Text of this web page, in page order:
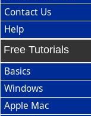
Contact Us
Help
Free Tutorials
Basics
Windows
Apple Mac